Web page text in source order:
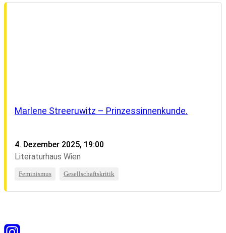
Marlene Streeruwitz – Prinzessinnenkunde.
4. Dezember 2025, 19:00
Literaturhaus Wien
Feminismus Gesellschaftskritik